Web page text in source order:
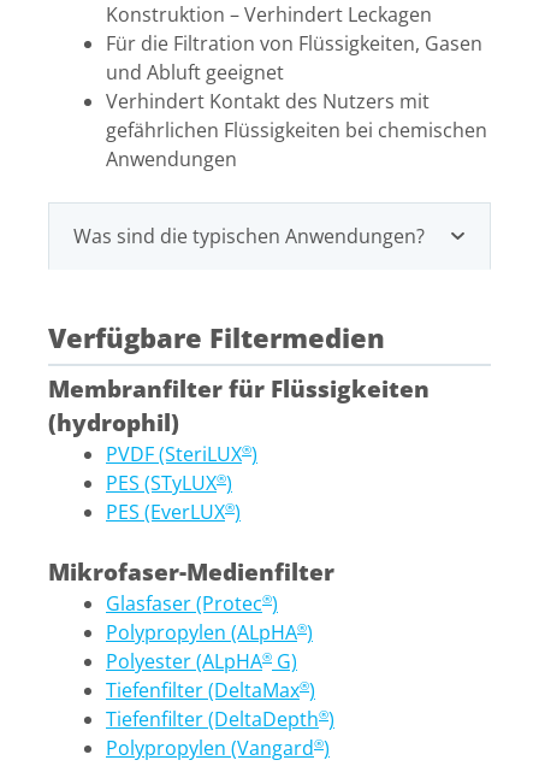
Konstruktion – Verhindert Leckagen
Für die Filtration von Flüssigkeiten, Gasen
und Abluft geeignet
Verhindert Kontakt des Nutzers mit
gefährlichen Flüssigkeiten bei chemischen
Anwendungen
Was sind die typischen Anwendungen?
Verfügbare Filtermedien
Membranfilter für Flüssigkeiten
(hydrophil)
PVDF (SteriLUX®)
PES (STyLUX®)
PES (EverLUX®)
Mikrofaser-Medienfilter
Glasfaser (Protec®)
Polypropylen (ALpHA®)
Polyester (ALpHA® G)
Tiefenfilter (DeltaMax®)
Tiefenfilter (DeltaDepth®)
Polypropylen (Vangard®)